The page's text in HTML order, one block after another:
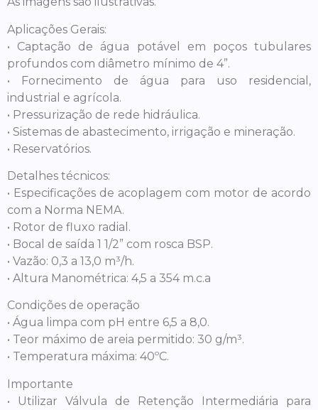
Aplicações Gerais:
• Captação de água potável em poços tubulares
profundos com diâmetro mínimo de 4”.
• Fornecimento de água para uso residencial,
industrial e agrícola.
• Pressurização de rede hidráulica.
• Sistemas de abastecimento, irrigação e mineração.
• Reservatórios.
Detalhes técnicos:
• Especificações de acoplagem com motor de acordo
com a Norma NEMA.
• Rotor de fluxo radial.
• Bocal de saída 1 1/2” com rosca BSP.
• Vazão: 0,3 a 13,0 m³/h.
• Altura Manométrica: 4,5 a 354 m.c.a
Condições de operação
• Água limpa com pH entre 6,5 a 8,0.
• Teor máximo de areia permitido: 30 g/m³.
• Temperatura máxima: 40ºC.
Importante
• Utilizar Válvula de Retenção Intermediária para